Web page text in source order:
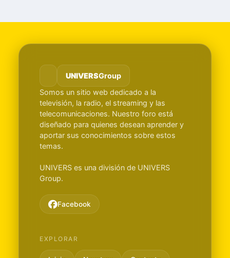
UNIVERSGroup
Somos un sitio web dedicado a la
televisión, la radio, el streaming y las
telecomunicaciones. Nuestro foro está
diseñado para quienes desean aprender y
aportar sus conocimientos sobre estos
temas.
UNIVERS es una división de UNIVERS
Group.
Facebook
EXPLORAR